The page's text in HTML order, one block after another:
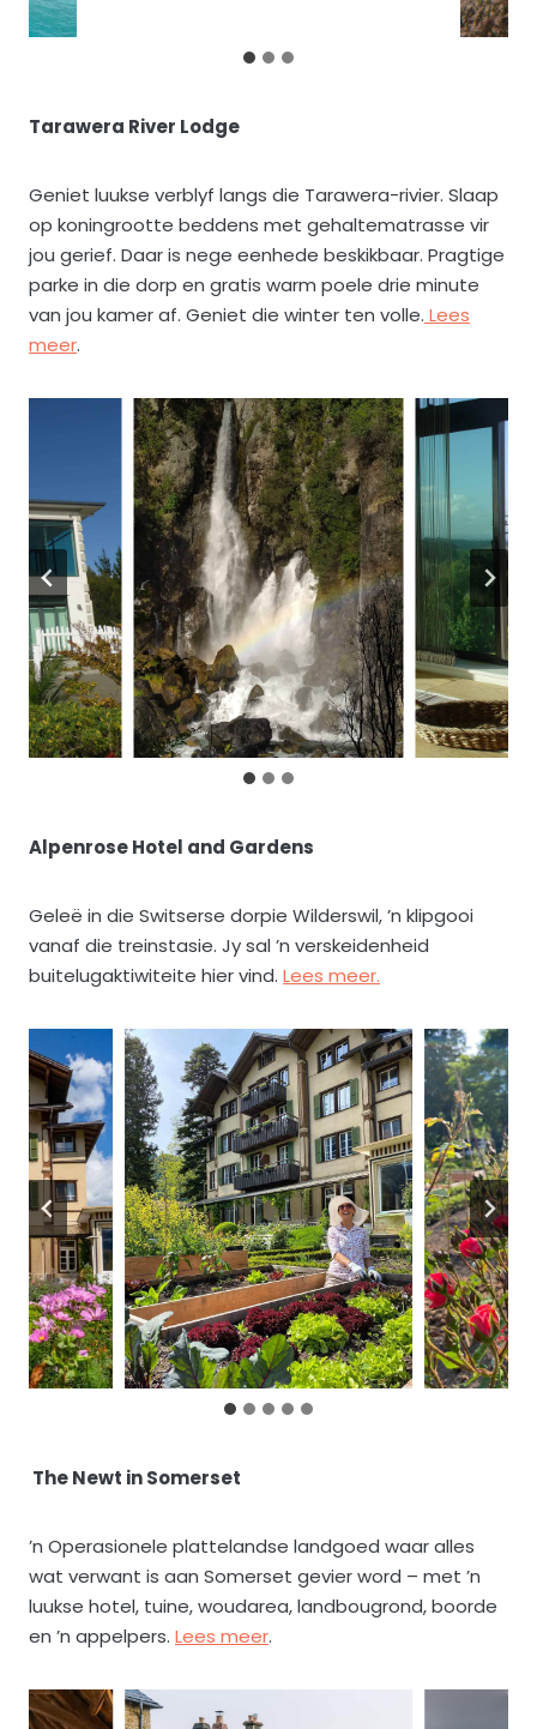
Tarawera River Lodge
Geniet luukse verblyf langs die Tarawera-rivier. Slaap
op koningrootte beddens met gehaltematrasse vir
jou gerief. Daar is nege eenhede beskikbaar. Pragtige
parke in die dorp en gratis warm poele drie minute
van jou kamer af. Geniet die winter ten volle. Lees
meer.
Alpenrose Hotel and Gardens
Geleë in die Switserse dorpie Wilderswil, ’n klipgooi
vanaf die treinstasie. Jy sal ’n verskeidenheid
buitelugaktiwiteite hier vind. Lees meer.
The Newt in Somerset
’n Operasionele plattelandse landgoed waar alles
wat verwant is aan Somerset gevier word – met ’n
luukse hotel, tuine, woudarea, landbougrond, boorde
en ’n appelpers. Lees meer.